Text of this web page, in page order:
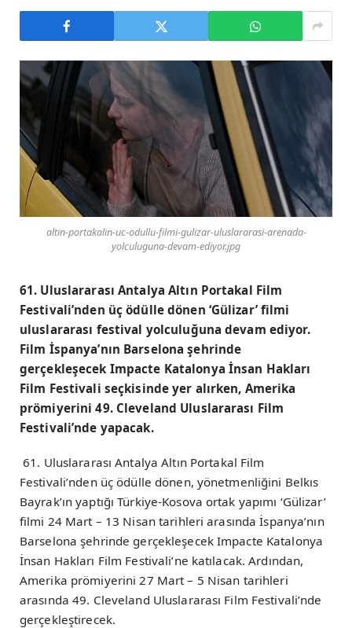
altin-portakalin-uc-odullu-filmi-gulizar-uluslararasi-arenada-
yolculuguna-devam-ediyor.jpg
61. Uluslararası Antalya Altın Portakal Film
Festivali’nden üç ödülle dönen ‘Gülizar’ filmi
uluslararası festival yolculuğuna devam ediyor.
Film İspanya’nın Barselona şehrinde
gerçekleşecek Impacte Katalonya İnsan Hakları
Film Festivali seçkisinde yer alırken, Amerika
prömiyerini 49. Cleveland Uluslararası Film
Festivali’nde yapacak.
61. Uluslararası Antalya Altın Portakal Film
Festivali’nden üç ödülle dönen, yönetmenliğini Belkıs
Bayrak’ın yaptığı Türkiye-Kosova ortak yapımı ‘Gülizar’
filmi 24 Mart – 13 Nisan tarihleri arasında İspanya’nın
Barselona şehrinde gerçekleşecek Impacte Katalonya
İnsan Hakları Film Festivali’ne katılacak. Ardından,
Amerika prömiyerini 27 Mart – 5 Nisan tarihleri
arasında 49. Cleveland Uluslararası Film Festivali’nde
gerçekleştirecek.